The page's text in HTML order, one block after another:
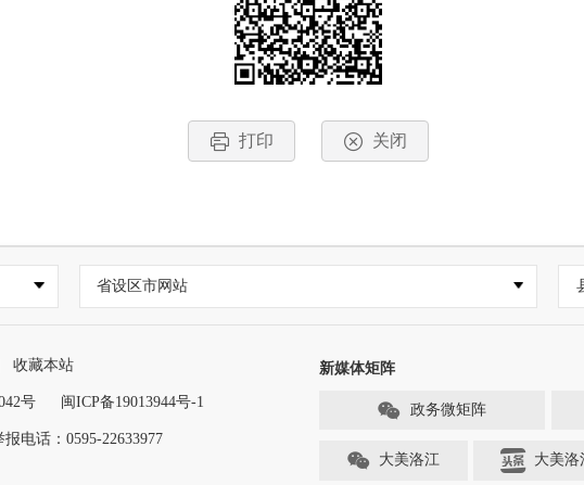
打印 关闭
省设区市网站
收藏本站
号 闽ICP备19013944号-1
电话：0595-22633977
新媒体矩阵
政务微矩阵
大美洛江 大美洛